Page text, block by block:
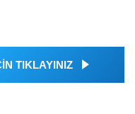
TIKLAYINIZ